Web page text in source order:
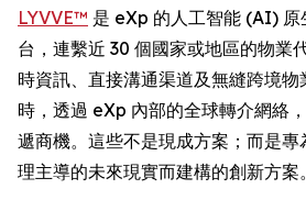
LYVVE™ 是 eXp 的人工智能 (AI) 原
台，連繫近 30 個國家或地區的物業
時資訊、直接溝通渠道及無縫跨境
時，透過 eXp 內部的全球轉介網絡
遞商機。這些不是現成方案；而是
理主導的未來現實而建構的創新方案。